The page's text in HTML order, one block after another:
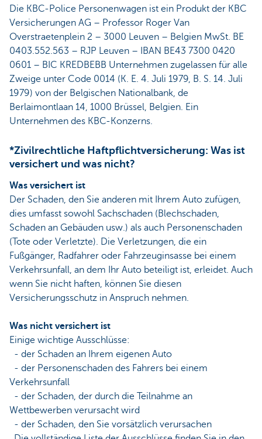
Die KBC-Police Personenwagen ist ein Produkt der KBC
Versicherungen AG – Professor Roger Van
Overstraetenplein 2 – 3000 Leuven – Belgien MwSt. BE
0403.552.563 – RJP Leuven – IBAN BE43 7300 0420
0601 – BIC KREDBEBB Unternehmen zugelassen für alle
Zweige unter Code 0014 (K. E. 4. Juli 1979, B. S. 14. Juli
1979) von der Belgischen Nationalbank, de
Berlaimontlaan 14, 1000 Brüssel, Belgien. Ein
Unternehmen des KBC-Konzerns.
*Zivilrechtliche Haftpflichtversicherung: Was ist
versichert und was nicht?
Was versichert ist
Der Schaden, den Sie anderen mit Ihrem Auto zufügen,
dies umfasst sowohl Sachschaden (Blechschaden,
Schaden an Gebäuden usw.) als auch Personenschaden
(Tote oder Verletzte). Die Verletzungen, die ein
Fußgänger, Radfahrer oder Fahrzeuginsasse bei einem
Verkehrsunfall, an dem Ihr Auto beteiligt ist, erleidet. Auch
wenn Sie nicht haften, können Sie diesen
Versicherungsschutz in Anspruch nehmen.
Was nicht versichert ist
Einige wichtige Ausschlüsse:
- der Schaden an Ihrem eigenen Auto
- der Personenschaden des Fahrers bei einem
Verkehrsunfall
- der Schaden, der durch die Teilnahme an
Wettbewerben verursacht wird
- der Schaden, den Sie vorsätzlich verursachen